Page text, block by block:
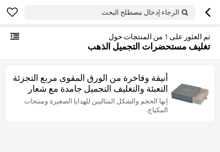
الرجاء إدخال مصطلح البحث
تم العثور على 1 من المنتجات حول
تغليف مستحضرات التجميل الذهب
أنيقة وفاخرة من الورق المقوى مربع التجزئة
التعبئة والتغليف التجميل جامدة مع شعار
زخرف
إنها الحجم والشكل المثاليين للهدايا الصغيرة ومنتجات
المكياج.